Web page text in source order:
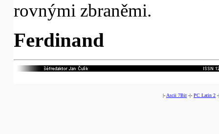
rovnými zbraněmi.
Ferdinand
|- Ascii 7Bit -|- PC Latin 2